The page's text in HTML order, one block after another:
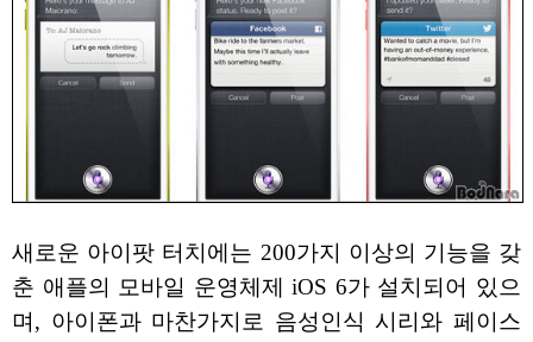
새로운 아이팟 터치에는 200가지 이상의 기능을 갖
춘 애플의 모바일 운영체제 iOS 6가 설치되어 있으
며, 아이폰과 마찬가지로 음성인식 시리와 페이스